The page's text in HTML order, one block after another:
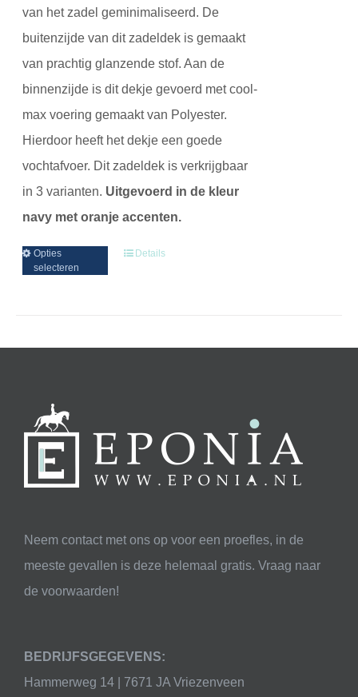
van het zadel geminimaliseerd. De
buitenzijde van dit zadeldek is gemaakt
van prachtig glanzende stof. Aan de
binnenzijde is dit dekje gevoerd met cool-
max voering gemaakt van Polyester.
Hierdoor heeft het dekje een goede
vochtafvoer. Dit zadeldek is verkrijgbaar
in 3 varianten. Uitgevoerd in de kleur
navy met oranje accenten.
Opties
selecteren
Details
Neem contact met ons op voor een proefles, in de
meeste gevallen is deze helemaal gratis. Vraag naar
de voorwaarden!
BEDRIJFSGEGEVENS:
Hammerweg 14 | 7671 JA Vriezenveen